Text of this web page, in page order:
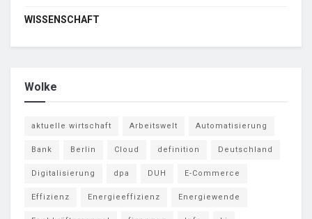
WISSENSCHAFT
Wolke
aktuelle wirtschaft Arbeitswelt Automatisierung
Bank Berlin Cloud definition Deutschland
Digitalisierung dpa DUH E-Commerce
Effizienz Energieeffizienz Energiewende